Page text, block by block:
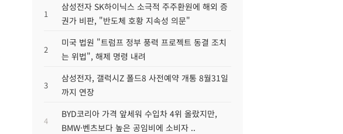
1
삼성전자 SK하이닉스 소극적 주주환원에 해외 증
권가 비판, "반도체 호황 지속성 의문"
2
미국 법원 "트럼프 정부 풍력 프로젝트 동결 조치
는 위법", 해제 명령 내려
3
삼성전자, 갤럭시Z 폴드8 사전예약 개통 8월31일
까지 연장
4
BYD코리아 가격 앞세워 수입차 4위 올랐지만,
BMW·벤츠보다 높은 공임비에 소비자 ..